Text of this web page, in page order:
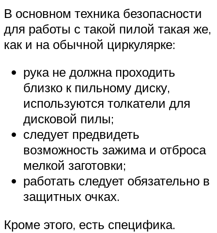
В основном техника безопасности
для работы с такой пилой такая же,
как и на обычной циркулярке:
рука не должна проходить
близко к пильному диску,
используются толкатели для
дисковой пилы;
следует предвидеть
возможность зажима и отброса
мелкой заготовки;
работать следует обязательно в
защитных очках.
Кроме этого, есть специфика.